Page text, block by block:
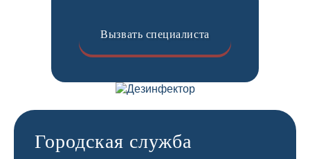
Вызвать специалиста
Городская служба